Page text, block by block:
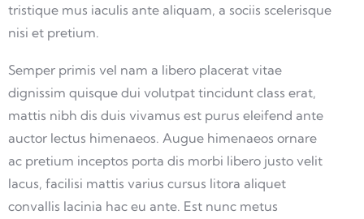
tristique mus iaculis ante aliquam, a sociis scelerisque
nisi et pretium.
Semper primis vel nam a libero placerat vitae
dignissim quisque dui volutpat tincidunt class erat,
mattis nibh dis duis vivamus est purus eleifend ante
auctor lectus himenaeos. Augue himenaeos ornare
ac pretium inceptos porta dis morbi libero justo velit
lacus, facilisi mattis varius cursus litora aliquet
convallis lacinia hac eu ante. Est nunc metus